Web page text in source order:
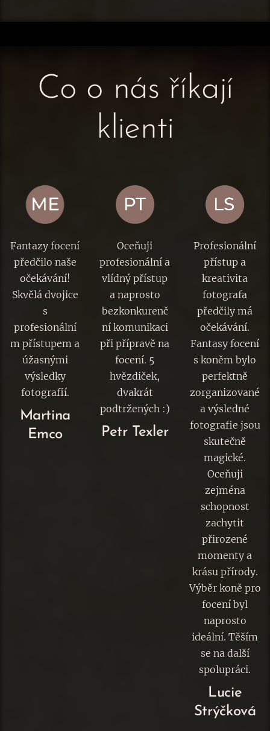
Co o nás říkají
klienti
Fantazy focení
předčilo naše
očekávání!
Skvělá dvojice
s
profesionální
m přístupem a
úžasnými
výsledky
fotografií.
Martina
Emco
Oceňuji
profesionální a
vlídný přístup
a naprosto
bezkonkurenč
ní komunikaci
při přípravě na
focení. 5
hvězdiček,
dvakrát
podtržených :)
Petr Texler
Profesionální
přístup a
kreativita
fotografa
předčily má
očekávání.
Fantasy focení
s koněm bylo
perfektně
zorganizované
a výsledné
fotografie jsou
skutečně
magické.
Oceňuji
zejména
schopnost
zachytit
přirozené
momenty a
krásu přírody.
Výběr koně pro
focení byl
naprosto
ideální. Těším
se na další
spolupráci.
Lucie
Strýčková